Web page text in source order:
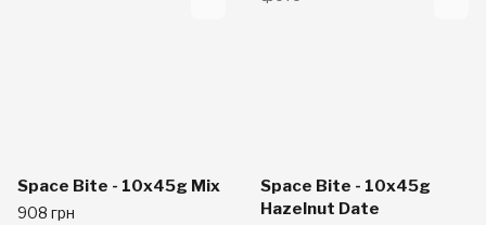
Space Bite - 10x45g Mix
908 грн
Space Bite - 10x45g
Hazelnut Date